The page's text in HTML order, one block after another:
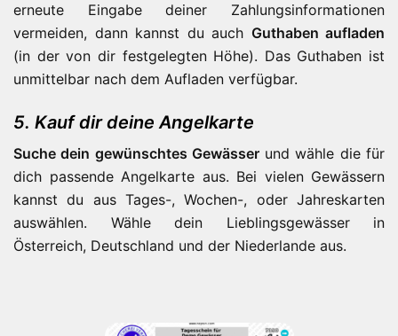
erneute Eingabe deiner Zahlungsinformationen
vermeiden, dann kannst du auch Guthaben aufladen
(in der von dir festgelegten Höhe). Das Guthaben ist
unmittelbar nach dem Aufladen verfügbar.
5. Kauf dir deine Angelkarte
Suche dein gewünschtes Gewässerund wähle die für
dich passende Angelkarte aus. Bei vielen Gewässern
kannst du aus Tages-, Wochen-, oder Jahreskarten
auswählen. Wähle dein Lieblingsgewässer in
Österreich, Deutschland und der Niederlande aus.